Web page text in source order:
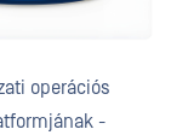
operációs
-